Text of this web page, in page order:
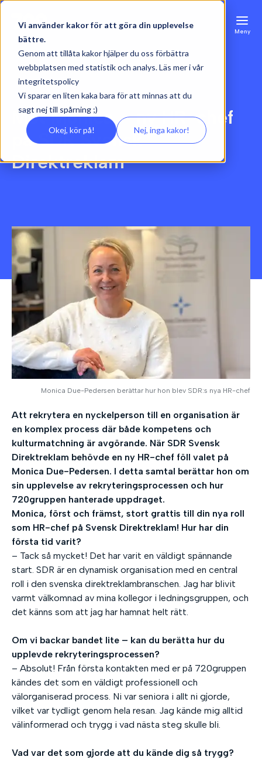
Vi använder kakor för att göra din upplevelse
bättre.
Genom att tillåta kakor hjälper du oss förbättra
webbplatsen med statistik och analys. Läs mer i vår
integritetspolicy
Vi sparar en liten kaka bara för att minnas att du
sagt nej till spårning ;)
Okej, kör på! Nej, inga kakor!
Meny
Möt Monica – ny HR-chef
på SDR Svensk
Direktreklam
Monica Due-Pedersen berättar hur hon blev SDR:s nya HR-chef
Att rekrytera en nyckelperson till en organisation är
en komplex process där både kompetens och
kulturmatchning är avgörande. När SDR Svensk
Direktreklam behövde en ny HR-chef föll valet på
Monica Due-Pedersen. I detta samtal berättar hon om
sin upplevelse av rekryteringsprocessen och hur
720gruppen hanterade uppdraget.
Monica, först och främst, stort grattis till din nya roll
som HR-chef på Svensk Direktreklam! Hur har din
första tid varit?
– Tack så mycket! Det har varit en väldigt spännande
start. SDR är en dynamisk organisation med en central
roll i den svenska direktreklambranschen. Jag har blivit
varmt välkomnad av mina kollegor i ledningsgruppen, och
det känns som att jag har hamnat helt rätt.
Om vi backar bandet lite – kan du berätta hur du
upplevde rekryteringsprocessen?
– Absolut! Från första kontakten med er på 720gruppen
kändes det som en väldigt professionell och
välorganiserad process. Ni var seniora i allt ni gjorde,
vilket var tydligt genom hela resan. Jag kände mig alltid
välinformerad och trygg i vad nästa steg skulle bli.
Vad var det som gjorde att du kände dig så trygg?